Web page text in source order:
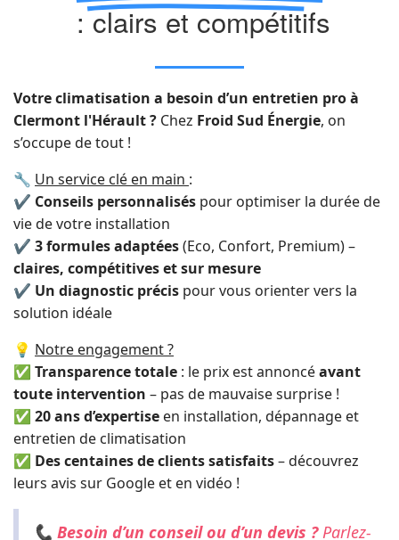
: clairs et compétitifs
Votre climatisation a besoin d’un entretien pro à
Clermont l'Hérault ? Chez Froid Sud Énergie, on
s’occupe de tout !
🔧 Un service clé en main :
✔ Conseils personnalisés pour optimiser la durée de
vie de votre installation
✔ 3 formules adaptées(Eco, Confort, Premium) –
claires, compétitives et sur mesure
✔ Un diagnostic précis pour vous orienter vers la
solution idéale
💡 Notre engagement ?
✅ Transparence totale : le prix est annoncéavant
toute intervention – pas de mauvaise surprise !
✅ 20 ans d’expertise en installation, dépannage et
entretien de climatisation
✅ Des centaines de clients satisfaits– découvrez
leurs avis sur Google et en vidéo !
📞 Besoin d’un conseil ou d’un devis ?Parlez-